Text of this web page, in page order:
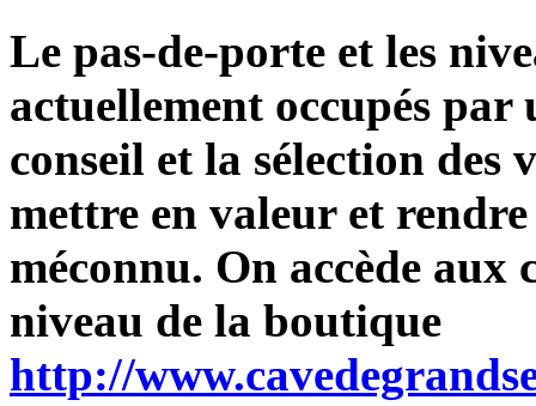
Le pas-de-porte et les
actuellement occupés par
conseil et la sélection des
mettre en valeur et
méconnu. On accède aux
niveau de la boutique
http://